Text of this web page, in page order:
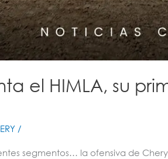
el HIMLA, su
/
segmentos… la ofensiva de